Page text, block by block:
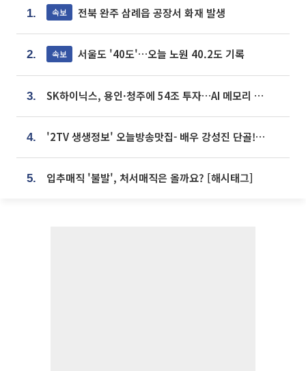
1. 속보 전북 완주 삼례읍 공장서 화재 발생
2. 속보 서울도 '40도'…오늘 노원 40.2도 기록
3. SK하이닉스, 용인·청주에 54조 투자…AI 메모리 생산기지 키운다
4. '2TV 생생정보' 오늘방송맛집- 배우 강성진 단골! 쌀국수ㆍ푸팟퐁 커리 맛집 '블○○○'
5. 입추매직 '불발', 처서매직은 올까요? [해시태그]